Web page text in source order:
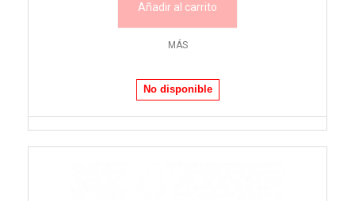
Añadir al carrito
MÁS
No disponible